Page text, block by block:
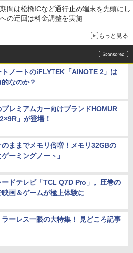
間は松橋ICなど通行止め端末を先頭にし
の迂回は料金調整を実施
もっと見る
トノートのiFLYTEK「AINOTE 2」は
なのか？
プレミアムカー向けブランドHOMUR
」が登場！
のままでメモリ倍増！メモリ32GBの
ゲーミングノート」
ードテレビ「TCL Q7D Pro」。圧巻の
映画＆ゲームが極上体験に
ラーレス一眼の大特集！ 見どころ記事